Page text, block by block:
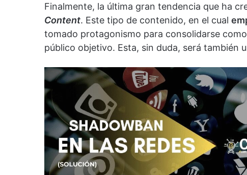
Finalmente, la última gran tendencia que ha
Content. Este tipo de contenido, en el cual
tomado protagonismo para consolidarse
público objetivo. Esta, sin duda, será también